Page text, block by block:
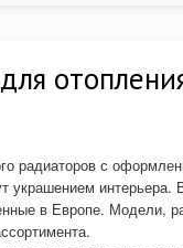
радиаторов с
украшением интерьера.
в Европе. Модели,